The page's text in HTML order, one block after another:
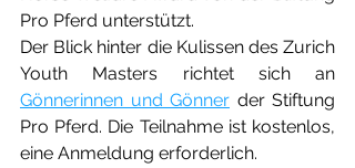
Pro Pferd unterstützt.
Der Blick hinter die Kulissen des Zurich
Gönnerinnen und Gönner der Stiftung
Pro Pferd. Die Teilnahme ist kostenlos,
eine Anmeldung erforderlich.